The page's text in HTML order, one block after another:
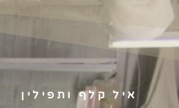
איל קלף ותפילין